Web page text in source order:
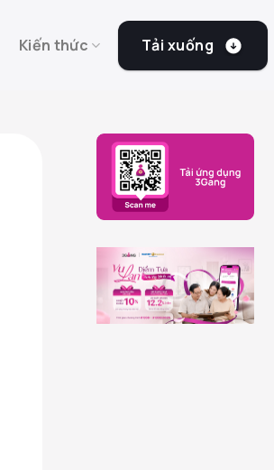
Kiến thức Tải xuống